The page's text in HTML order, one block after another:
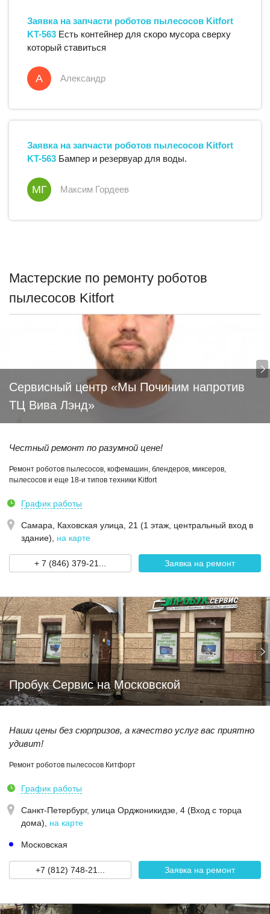
Заявка на запчасти роботов пылесосов Kitfort
KT-563 Есть контейнер для скоро мусора сверху
который ставиться
А Александр
Заявка на запчасти роботов пылесосов Kitfort
KT-563 Бампер и резервуар для воды.
МГ Максим Гордеев
Мастерские по ремонту роботов
пылесосов Kitfort
Сервисный центр «Мы Починим напротив
ТЦ Вива Лэнд»
Честный ремонт по разумной цене!
Ремонт роботов пылесосов, кофемашин, блендеров, миксеров,
пылесосов и еще 18-и типов техники Kitfort
График работы
Самара, Каховская улица, 21 (1 этаж, центральный вход в
здание)
на карте
+ 7 (846) 379-21... Заявка на ремонт
Пробук Сервис на Московской
Наши цены без сюрпризов, а качество услуг вас приятно
удивит!
Ремонт роботов пылесосов Китфорт
График работы
Санкт-Петербург, улица Орджоникидзе, 4 (Вход с торца
дома)
на карте
Московская
+7 (812) 748-21... Заявка на ремонт